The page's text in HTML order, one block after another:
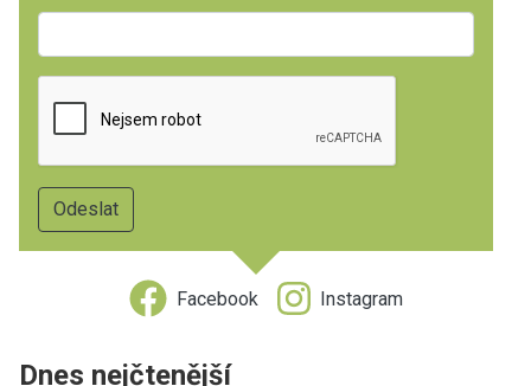
Facebook Instagram
Dnes nejčtenější